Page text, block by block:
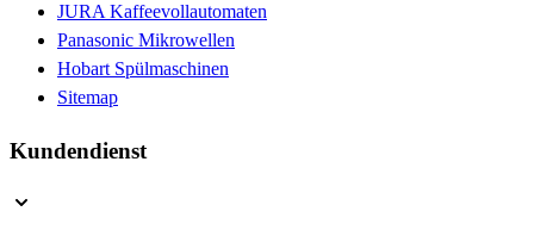
JURA Kaffeevollautomaten
Panasonic Mikrowellen
Hobart Spülmaschinen
Sitemap
Kundendienst